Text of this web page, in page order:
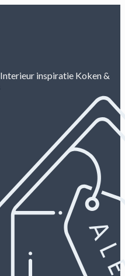
Interieur inspiratie Koken &